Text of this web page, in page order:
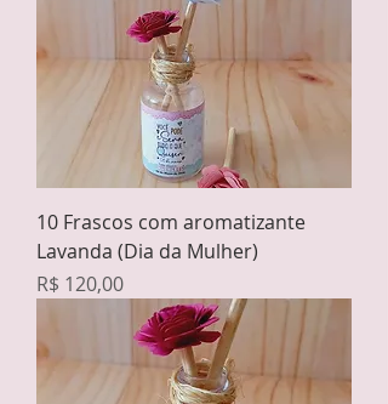
10 Frascos com aromatizante
Lavanda (Dia da Mulher)
Preço
R$ 120,00